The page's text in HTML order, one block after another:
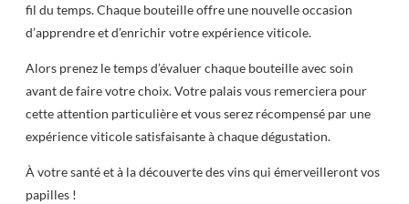
fil du temps. Chaque bouteille offre une nouvelle occasion
d’apprendre et d’enrichir votre expérience viticole.
Alors prenez le temps d’évaluer chaque bouteille avec soin
avant de faire votre choix. Votre palais vous remerciera pour
cette attention particulière et vous serez récompensé par une
expérience viticole satisfaisante à chaque dégustation.
À votre santé et à la découverte des vins qui émerveilleront vos
papilles !